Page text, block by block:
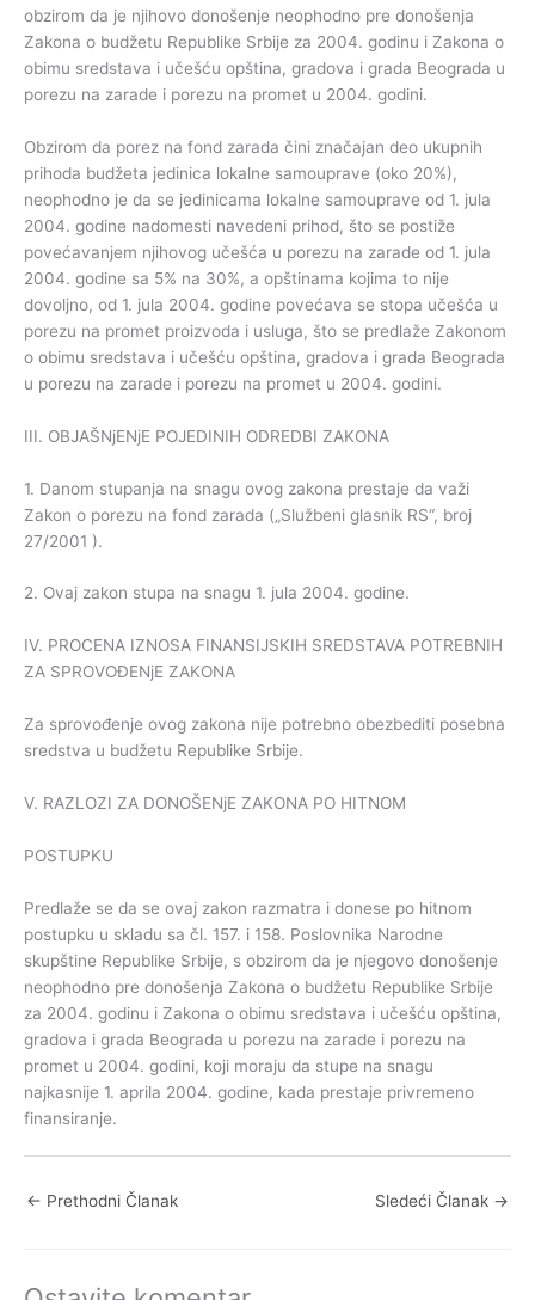
obzirom da je njihovo donošenje neophodno pre donošenja
Zakona o budžetu Republike Srbije za 2004. godinu i Zakona o
obimu sredstava i učešću opština, gradova i grada Beograda u
porezu na zarade i porezu na promet u 2004. godini.
Obzirom da porez na fond zarada čini značajan deo ukupnih
prihoda budžeta jedinica lokalne samouprave (oko 20%),
neophodno je da se jedinicama lokalne samouprave od 1. jula
2004. godine nadomesti navedeni prihod, što se postiže
povećavanjem njihovog učešća u porezu na zarade od 1. jula
2004. godine sa 5% na 30%, a opštinama kojima to nije
dovoljno, od 1. jula 2004. godine povećava se stopa učešća u
porezu na promet proizvoda i usluga, što se predlaže Zakonom
o obimu sredstava i učešću opština, gradova i grada Beograda
u porezu na zarade i porezu na promet u 2004. godini.
III. OBJAŠNjENjE POJEDINIH ODREDBI ZAKONA
1. Danom stupanja na snagu ovog zakona prestaje da važi
Zakon o porezu na fond zarada („Službeni glasnik RS“, broj
27/2001 ).
2. Ovaj zakon stupa na snagu 1. jula 2004. godine.
IV. PROCENA IZNOSA FINANSIJSKIH SREDSTAVA POTREBNIH
ZA SPROVOĐENjE ZAKONA
Za sprovođenje ovog zakona nije potrebno obezbediti posebna
sredstva u budžetu Republike Srbije.
V. RAZLOZI ZA DONOŠENjE ZAKONA PO HITNOM
POSTUPKU
Predlaže se da se ovaj zakon razmatra i donese po hitnom
postupku u skladu sa čl. 157. i 158. Poslovnika Narodne
skupštine Republike Srbije, s obzirom da je njegovo donošenje
neophodno pre donošenja Zakona o budžetu Republike Srbije
za 2004. godinu i Zakona o obimu sredstava i učešću opština,
gradova i grada Beograda u porezu na zarade i porezu na
promet u 2004. godini, koji moraju da stupe na snagu
najkasnije 1. aprila 2004. godine, kada prestaje privremeno
finansiranje.
← Prethodni Članak Sledeći Članak →